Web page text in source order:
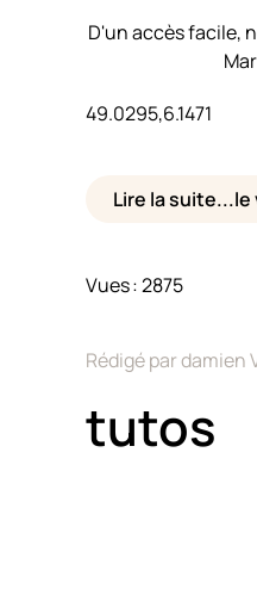
D'un accès facile,
49.0295,6.1471
Lire la
Vues : 2875
Rédigé par damien
tutos